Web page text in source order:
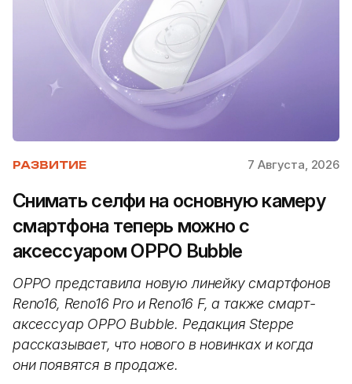
РАЗВИТИЕ 7 Августа, 2026
Снимать селфи на основную камеру
смартфона теперь можно с
аксессуаром OPPO Bubble
OPPO представила новую линейку смартфонов
Reno16, Reno16 Pro и Reno16 F, а также смарт-
аксессуар OPPO Bubble. Редакция Steppe
рассказывает, что нового в новинках и когда
они появятся в продаже.